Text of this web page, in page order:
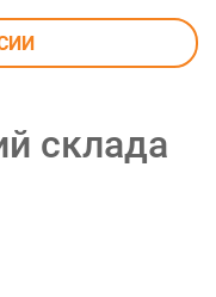
склада